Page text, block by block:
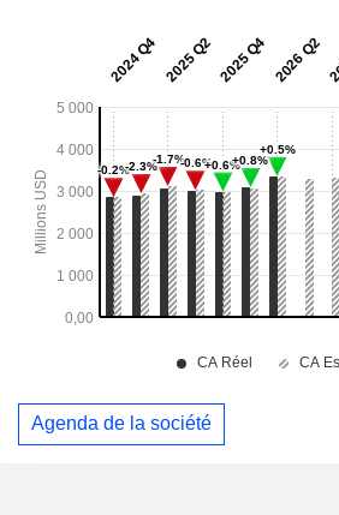
Agenda de la société